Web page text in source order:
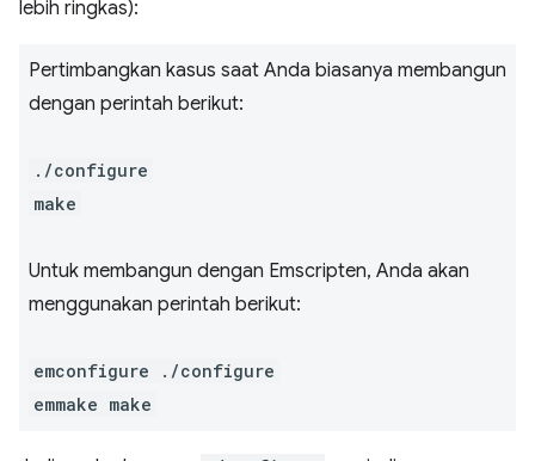
lebih ringkas):
Pertimbangkan kasus saat Anda biasanya membangun
dengan perintah berikut:
./configure
make
Untuk membangun dengan Emscripten, Anda akan
menggunakan perintah berikut:
emconfigure ./configure
emmake make